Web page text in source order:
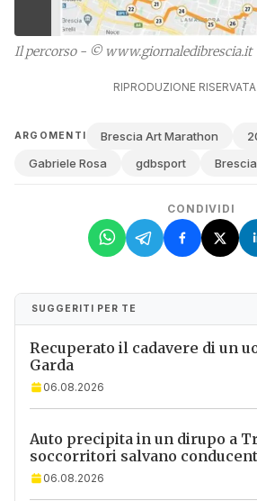
Il percorso - © www.giornaledibrescia.it
RIPRODUZIONE
ARGOMENTI Brescia Art Marathon
Gabriele Rosa
gdbsport Brescia
CONDIVIDI
SUGGERITI PER TE
Recuperato il cadavere di un
Garda
06.08.2026
Auto precipita in un dirupo a
soccorritori salvano
06.08.2026